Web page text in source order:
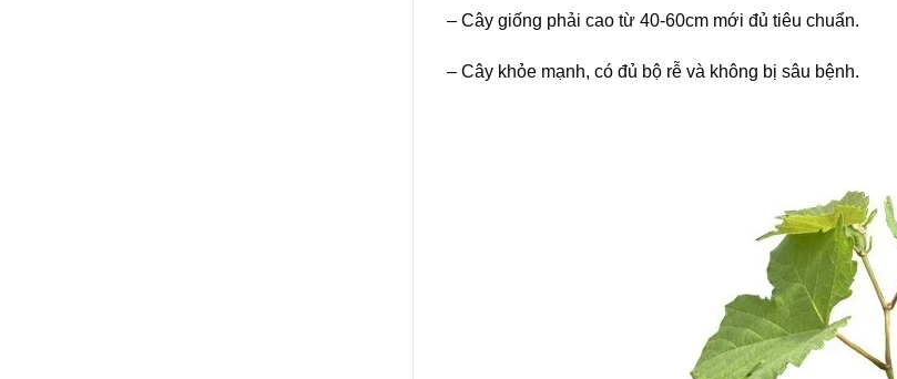
– Cây giống phải cao từ 40-60cm mới đủ tiêu chuẩn.
– Cây khỏe mạnh, có đủ bộ rễ và không bị sâu bệnh.